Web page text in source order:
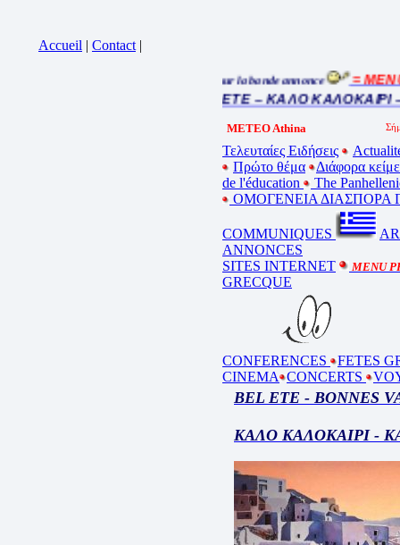
Accueil | Contact |
Cliquez sur la bande annonce
= MENU
BEL ETE – ΚΑΛΟ ΚΑΛΟΚΑΙΡΙ –
METEO Athina
Τελευταίες Ειδήσεις
Πρώτο θέμα
Διάφορα
de l'éducation
The
ΟΜΟΓΕΝΕΙΑ ΔΙΑΣΠΟΡΑ
COMMUNIQUES
ANNONCES
SITES INTERNET
MENU
GRECQUE
CONFERENCES
FETES
CINEMA CONCERTS
BEL ETE - BONNES
ΚΑΛΟ ΚΑΛΟΚΑΙΡΙ -